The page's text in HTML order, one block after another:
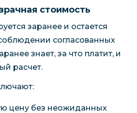
стоимость
заранее и остается
согласованных
знает, за что платит, и
расчет.
цену без неожиданных